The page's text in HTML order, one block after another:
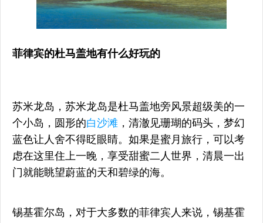
菲律宾的杜马盖地有什么好玩的
苏米龙岛，苏米龙岛是杜马盖地旁风景超级美的一
个小岛，圆形的白沙滩 ，清澈见珊瑚的码头，梦幻
蓝色让人舍不得眨眼睛。如果是蜜月旅行，可以考
虑在这里住上一晚，享受甜蜜二人世界，清晨一出
门就能眺望蔚蓝的天和碧绿的海。
锡基霍尔岛，对于大多数的菲律宾人来说，锡基霍